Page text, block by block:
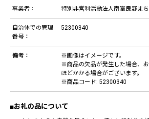
事業者： 特別非営利活動法人南富良野ま
自治体での管理
番号：
52300340
備考：
※画像はイメージです。
※商品の欠品が発生した場合、
ほどかかる場合がございます。
※商品コード: 52300340
■お礼の品について